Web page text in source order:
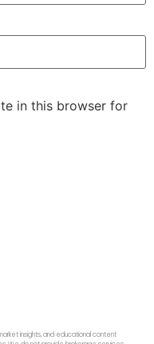
in this browser for
insights, and educational content